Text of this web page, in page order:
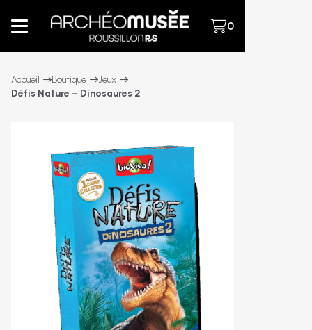
0
Accueil Boutique
Jeux
Défis Nature – Dinosaures 2